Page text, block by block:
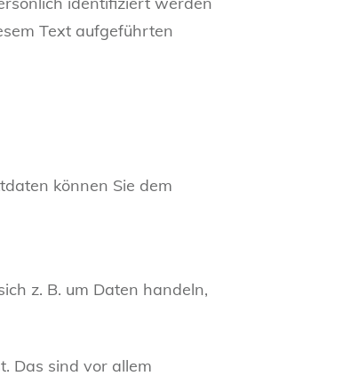
Text aufgeführten
können Sie dem
z. B. um Daten handeln,
Das sind vor allem